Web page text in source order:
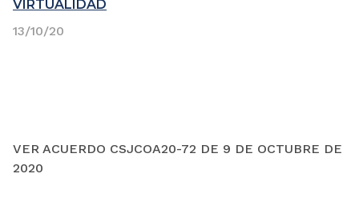
VIRTUALIDAD
VER ACUERDO CSJCOA20-72 DE 9 DE OCTUBRE DE
2020
13/10/20